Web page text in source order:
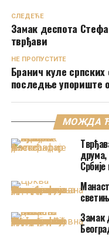
СЛЕДЕЋЕ
Замак деспота
тврђави
НЕ ПРОПУСТИТЕ
Бранич куле
последње упориште
МОЖДА
друма,
Замак